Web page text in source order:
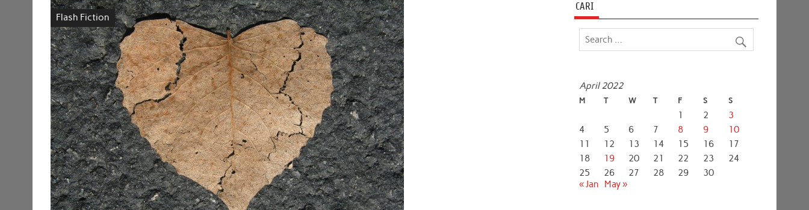
Flash Fiction
CARI
April 2022
M T W T F S S
1 2
3
4
5 6 7 8 9
10
11
12 13 14 15 16
17
18
19 20 21 22 23
24
25
26 27 28 29
30
« Jan
May »